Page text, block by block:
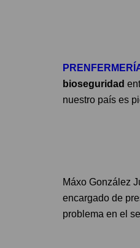
bioseguridad
nuestro país es
Máxo González
encargado de
problema en el